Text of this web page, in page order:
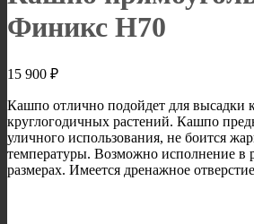
Финикс H70
15 900 ₽
Кашпо отлично подойдет для высадки
круглогодичных растений. Кашпо
уличного использования, не боится
температуры. Возможно исполнение в
размерах. Имеется дренажное